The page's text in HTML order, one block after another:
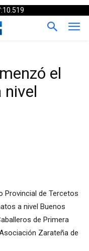
el
nivel
Provincial de Tercetos
a nivel Buenos
de Primera
Zarateña de